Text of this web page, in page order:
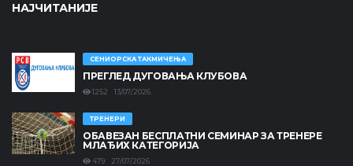
НАЈЧИТАНИЈЕ
СЕНИОРСКА ТАКМИЧЕЊА
ПРЕГЛЕД ДУГОВАЊА КЛУБОВА
1252 13/07/2026
ТРЕНЕРИ
ОБАВЕЗАН БЕСПЛАТНИ СЕМИНАР ЗА ТРЕНЕРЕ
МЛАЂИХ КАТЕГОРИЈА
479 27/07/2026